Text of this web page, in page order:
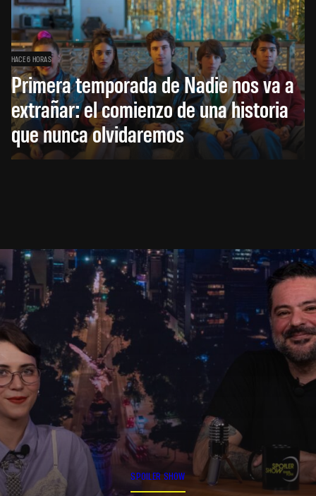
HACE 6 HORAS
Primera temporada de Nadie nos va a
extrañar: el comienzo de una historia
que nunca olvidaremos
SPOILER SHOW